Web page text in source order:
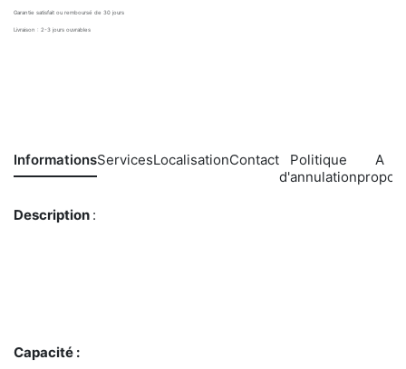
Garantie satisfait ou remboursé de 30 jours
Livraison : 2-3 jours ouvrables
InformationsServicesLocalisationContact
Politique
d'annulation
A
propos
Description :
Capacité :